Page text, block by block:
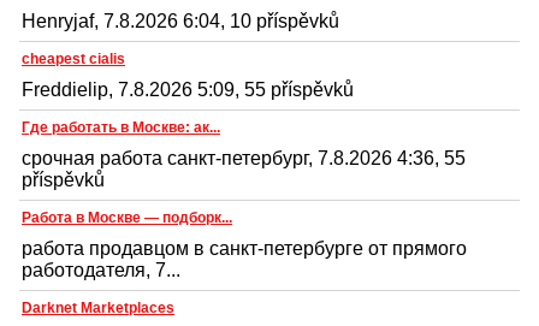
Henryjaf, 7.8.2026 6:04, 10 příspěvků
cheapest cialis
Freddielip, 7.8.2026 5:09, 55 příspěvků
Где работать в Москве: ак...
срочная работа санкт-петербург, 7.8.2026 4:36, 55
příspěvků
Работа в Москве — подборк...
работа продавцом в санкт-петербурге от прямого
работодателя, 7...
Darknet Marketplaces